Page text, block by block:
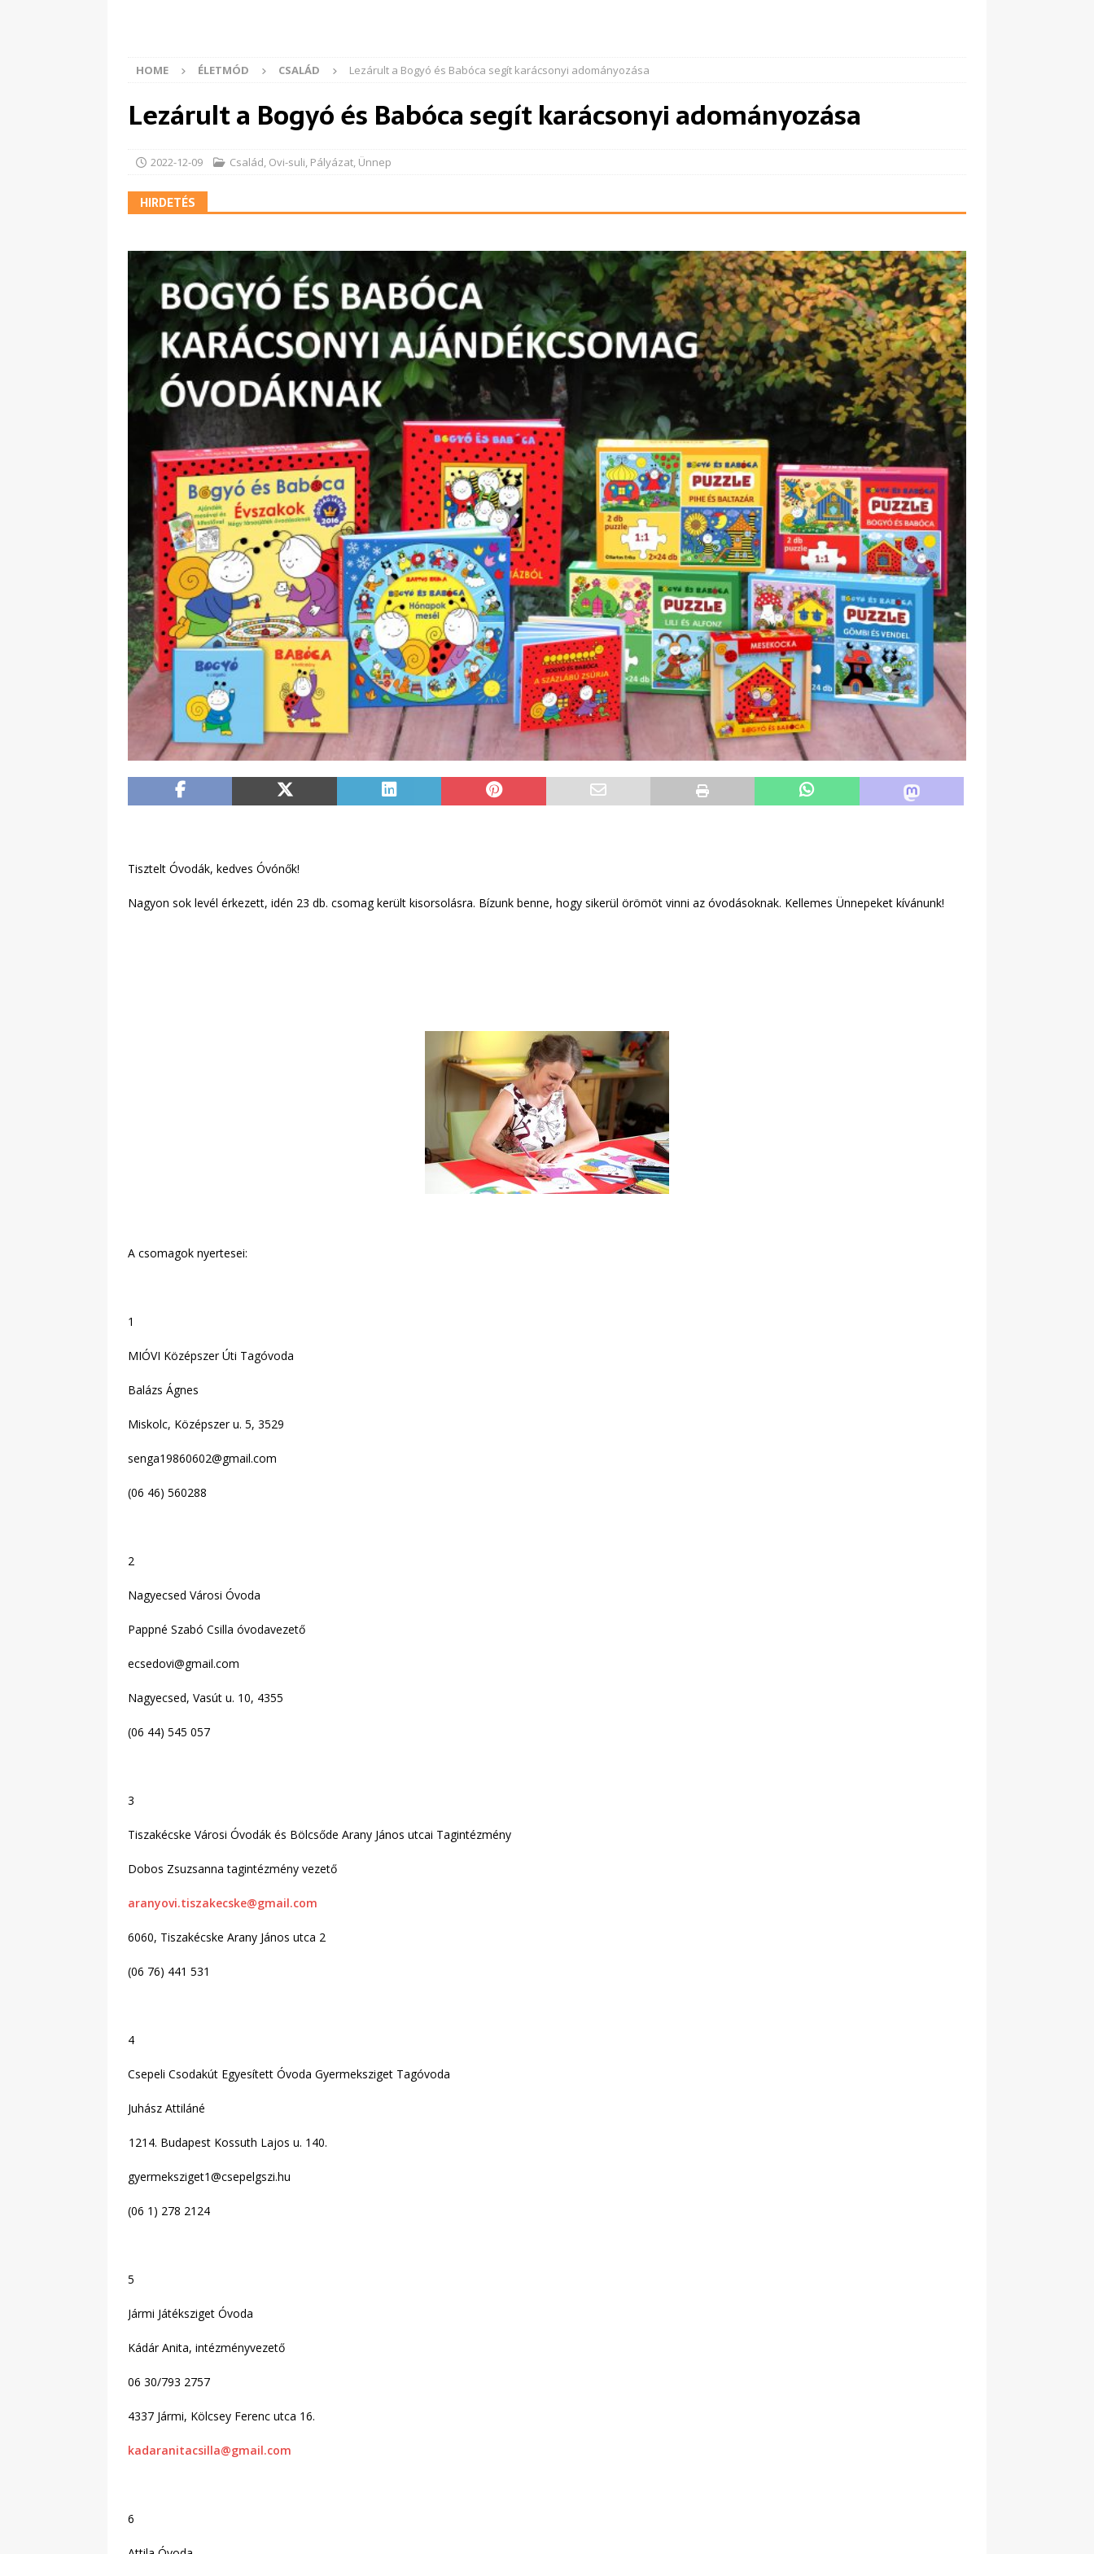
HOME ÉLETMÓD CSALÁD Lezárult a Bogyó és Babóca segít karácsonyi adományozása
Lezárult a Bogyó és Babóca segít karácsonyi adományozása
2022-12-09 Család, Ovi-suli, Pályázat, Ünnep
HIRDETÉS
Tisztelt Óvodák, kedves Óvónők!
Nagyon sok levél érkezett, idén 23 db. csomag került kisorsolásra. Bízunk benne, hogy sikerül örömöt vinni az óvodásoknak. Kellemes Ünnepeket kívánunk!
A csomagok nyertesei:
1
MIÓVI Középszer Úti Tagóvoda
Balázs Ágnes
Miskolc, Középszer u. 5, 3529
senga19860602@gmail.com
(06 46) 560288
2
Nagyecsed Városi Óvoda
Pappné Szabó Csilla óvodavezető
ecsedovi@gmail.com
Nagyecsed, Vasút u. 10, 4355
(06 44) 545 057
3
Tiszakécske Városi Óvodák és Bölcsőde Arany János utcai Tagintézmény
Dobos Zsuzsanna tagintézmény vezető
aranyovi.tiszakecske@gmail.com
6060, Tiszakécske Arany János utca 2
(06 76) 441 531
4
Csepeli Csodakút Egyesített Óvoda Gyermeksziget Tagóvoda
Juhász Attiláné
Budapest Kossuth Lajos u. 140.
gyermeksziget1@csepelgszi.hu
(06 1) 278 2124
5
Jármi Játéksziget Óvoda
Kádár Anita, intézményvezető
06 30/793 2757
4337 Jármi, Kölcsey Ferenc utca 16.
kadaranitacsilla@gmail.com
6